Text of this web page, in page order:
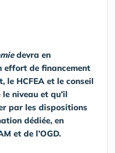
devra en
effort de financement
HCFEA et le conseil
niveau et qu’il
par les dispositions
dédiée, en
et de l’OGD.